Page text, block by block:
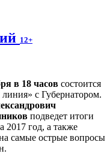
12+
в 18 часов состоится
с Губернатором.
подведет итоги
2017 год, а также
самые острые вопросы